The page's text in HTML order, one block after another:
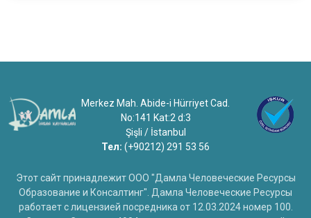
Merkez Mah. Abide-i Hürriyet Cad.
No:141 Kat:2 d:3
Şişli / İstanbul
Тел: (+90212) 291 53 56
Этот сайт принадлежит ООО "Дамла Человеческие Ресурсы
Образование и Консалтинг". Дамла Человеческие Ресурсы
работает с лицензией посредника от 12.03.2024 номер 100.